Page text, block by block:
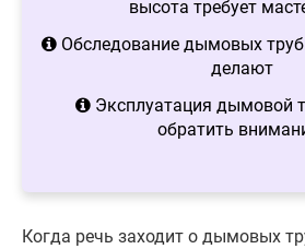
высота требует
Обследование дымовых
делают
Эксплуатация дымовой
обратить
Когда речь заходит о дымовых